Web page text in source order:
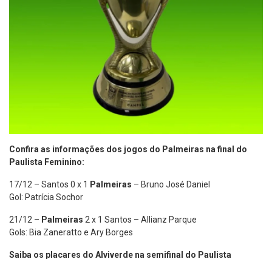
Confira as informações dos jogos do Palmeiras na final do
Paulista Feminino:
17/12 – Santos 0 x 1 Palmeiras – Bruno José Daniel
Gol: Patrícia Sochor
21/12 – Palmeiras 2 x 1 Santos – Allianz Parque
Gols: Bia Zaneratto e Ary Borges
Saiba os placares do Alviverde na semifinal do Paulista